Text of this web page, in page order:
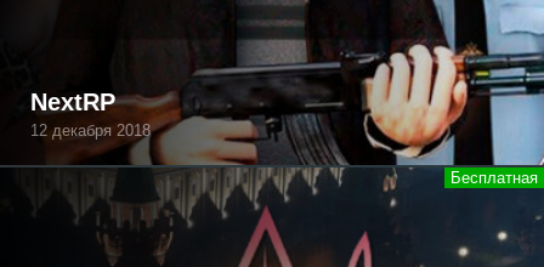
NextRP
12 декабря 2018